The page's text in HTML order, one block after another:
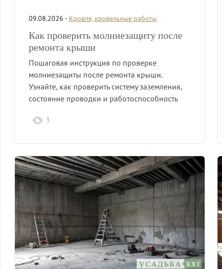
09.08.2026 - Кровля, кровельные работы
Как проверить молниезащиту после
ремонта крыши
Пошаговая инструкция по проверке
молниезащиты после ремонта крыши.
Узнайте, как проверить систему заземления,
состояние проводки и работоспособность
3